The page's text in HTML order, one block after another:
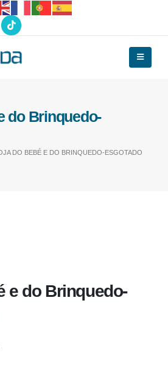
do Brinquedo-
DO BEBÉ E DO BRINQUEDO-ESGOTADO
e do Brinquedo-